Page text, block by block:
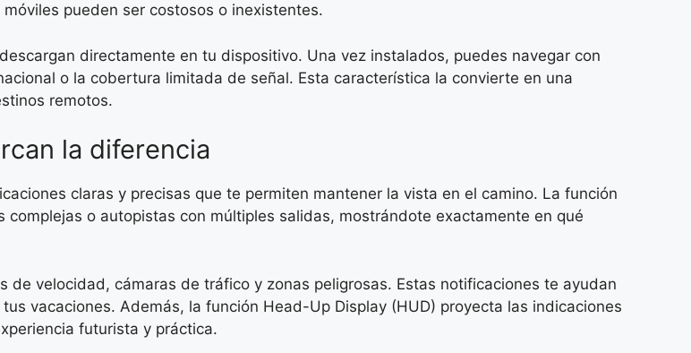
pueden ser costosos o inexistentes.
directamente en tu dispositivo. Una vez instalados, puedes navegar con
o la cobertura limitada de señal. Esta característica la convierte en una
remotos.
la diferencia
claras y precisas que te permiten mantener la vista en el camino. La función
o autopistas con múltiples salidas, mostrándote exactamente en qué
velocidad, cámaras de tráfico y zonas peligrosas. Estas notificaciones te ayudan
vacaciones. Además, la función Head-Up Display (HUD) proyecta las indicaciones
futurista y práctica.